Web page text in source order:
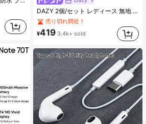
プレーン 女性用ヒールサンダル
DAZY 2個/セット レディース 無地 光沢 シアサッカー リボン ヘアクリップ、エレガントなファッション クロークリップ、日常使用に適しています(ヘアクロー 13cm-15cm)
#6 ベストセラー
売り切れ間近！
#6 ベストセラー
売り切れ間近！
#6 ベストセラー
売り切れ間近！
ポリエステル 髪の爪
売り切れ間近！
¥419 3.4k+ sold